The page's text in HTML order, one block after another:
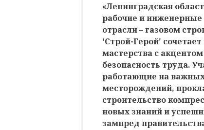
«Ленинградская
рабочие и инженерные
отрасли – газовом
'Строй-Герой'
мастерства с
безопасность труда.
работающие на важных
месторождений,
строительство
новых знаний и
зампред